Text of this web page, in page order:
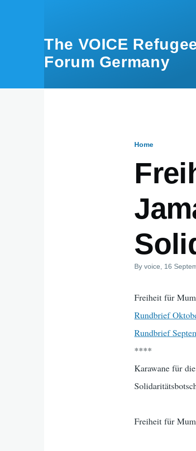
The VOICE
Forum Germany
Home
Byvoice , 16
Freiheit für
Rundbrief
Rundbrief
****
Karawane für
Freiheit für